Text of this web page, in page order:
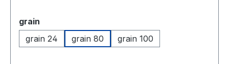
Sélectionnez
grain
grain 24
grain 80 grain 100